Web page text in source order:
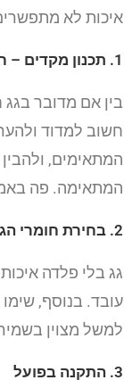
איכות לא
1. תכנון מקדים – חובה!
בין אם מדובר
חשוב למדוד
המתאימים,
המתאימה. פה
2. בחירת חומרי הגלם
גג בלי פלדה
עובד. בנוסף,
למשל מצוין
3. התקנה בפועל